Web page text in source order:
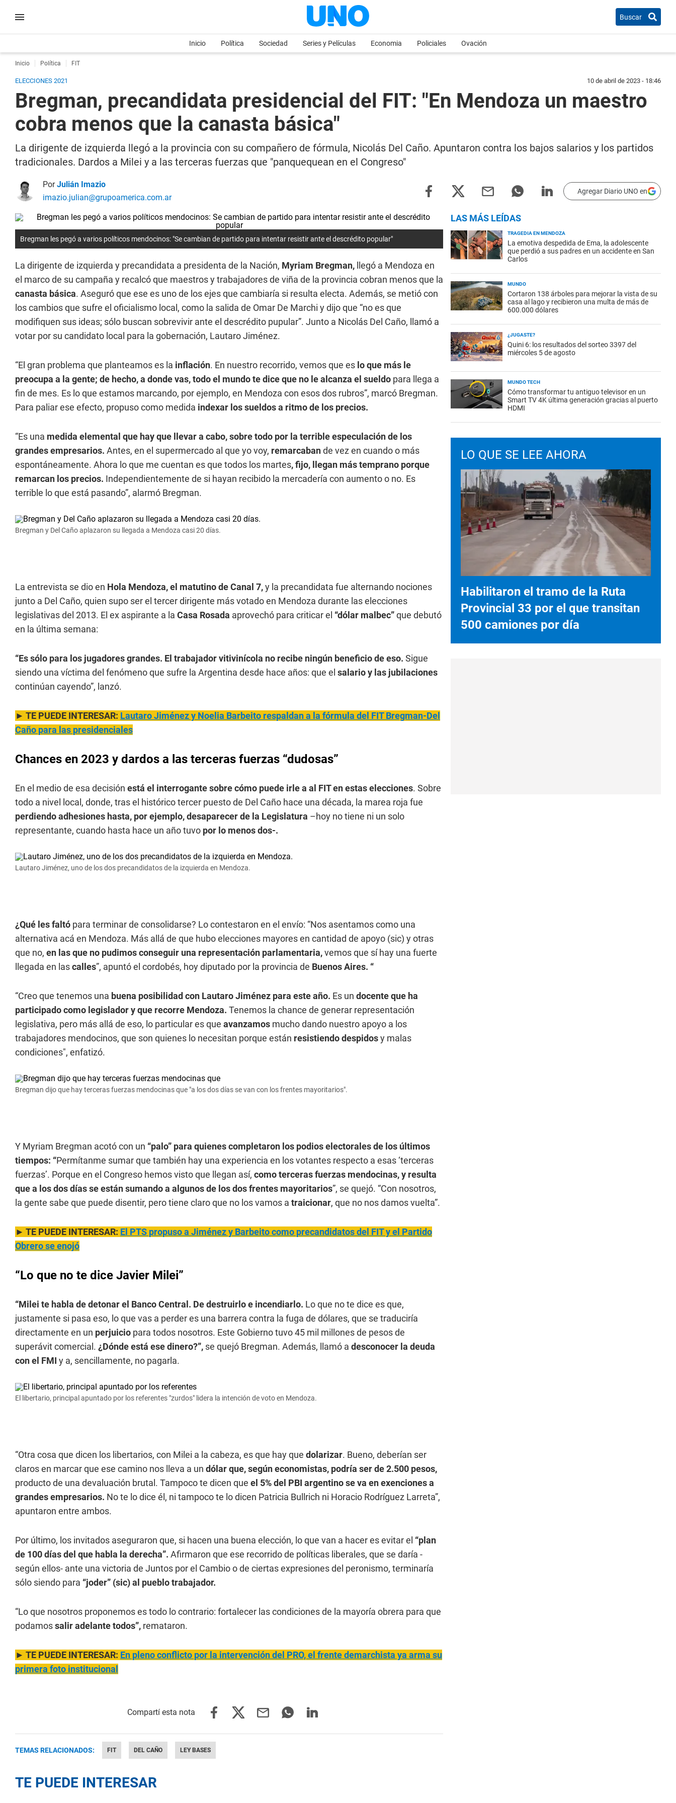
Buscar
Inicio Política Sociedad Series y Películas Economia Policiales Ovación
Inicio Política FIT
ELECCIONES 2021 10 de abril de 2023 - 18:46
Bregman, precandidata presidencial del FIT: "En Mendoza un maestro
cobra menos que la canasta básica"
La dirigente de izquierda llegó a la provincia con su compañero de fórmula, Nicolás Del Caño. Apuntaron contra los bajos salarios y los partidos
tradicionales. Dardos a Milei y a las terceras fuerzas que "panquequean en el Congreso"
PorJulián Imazio
imazio.julian@grupoamerica.com.ar
Agregar Diario UNO en
Bregman les pegó a varios políticos mendocinos: "Se cambian de partido para intentar resistir ante el descrédito popular"
La dirigente de izquierda y precandidata a presidenta de la Nación, Myriam Bregman, llegó a Mendoza en
el marco de su campaña y recalcó que maestros y trabajadores de viña de la provincia cobran menos que la
canasta básica. Aseguró que ese es uno de los ejes que cambiaría si resulta electa. Además, se metió con
los cambios que sufre el oficialismo local, como la salida de Omar De Marchi y dijo que “no es que
modifiquen sus ideas; sólo buscan sobrevivir ante el descrédito pupular”. Junto a Nicolás Del Caño, llamó a
votar por su candidato local para la gobernación, Lautaro Jiménez.
“El gran problema que planteamos es la inflación. En nuestro recorrido, vemos que es lo que más le
preocupa a la gente; de hecho, a donde vas, todo el mundo te dice que no le alcanza el sueldo para llega a
fin de mes. Es lo que estamos marcando, por ejemplo, en Mendoza con esos dos rubros”, marcó Bregman.
Para paliar ese efecto, propuso como medida indexar los sueldos a ritmo de los precios.
“Es una medida elemental que hay que llevar a cabo, sobre todo por la terrible especulación de los
grandes empresarios. Antes, en el supermercado al que yo voy, remarcabande vez en cuando o más
espontáneamente. Ahora lo que me cuentan es que todos los martes, fijo, llegan más temprano porque
remarcan los precios. Independientemente de si hayan recibido la mercadería con aumento o no. Es
terrible lo que está pasando”, alarmó Bregman.
Bregman y Del Caño aplazaron su llegada a Mendoza casi 20 días.
La entrevista se dio en Hola Mendoza, el matutino de Canal 7,y la precandidata fue alternando nociones
junto a Del Caño, quien supo ser el tercer dirigente más votado en Mendoza durante las elecciones
legislativas del 2013. El ex aspirante a la Casa Rosada aprovechó para criticar el “dólar malbec”que debutó
en la última semana:
“Es sólo para los jugadores grandes. El trabajador vitivinícola no recibe ningún beneficio de eso. Sigue
siendo una víctima del fenómeno que sufre la Argentina desde hace años: que el salario y las jubilaciones
continúan cayendo”, lanzó.
► TE PUEDE INTERESAR: Lautaro Jiménez y Noelia Barbeito respaldan a la fórmula del FIT Bregman-Del
Caño para las presidenciales
Chances en 2023 y dardos a las terceras fuerzas “dudosas”
En el medio de esa decisión está el interrogante sobre cómo puede irle a al FIT en estas elecciones. Sobre
todo a nivel local, donde, tras el histórico tercer puesto de Del Caño hace una década, la marea roja fue
perdiendo adhesiones hasta, por ejemplo, desaparecer de la Legislatura –hoy no tiene ni un solo
representante, cuando hasta hace un año tuvo por lo menos dos-.
Lautaro Jiménez, uno de los dos precandidatos de la izquierda en Mendoza.
¿Qué les faltó para terminar de consolidarse? Lo contestaron en el envío: “Nos asentamos como una
alternativa acá en Mendoza. Más allá de que hubo elecciones mayores en cantidad de apoyo (sic) y otras
que no, en las que no pudimos conseguir una representación parlamentaria,vemos que sí hay una fuerte
llegada en lascalles”, apuntó el cordobés, hoy diputado por la provincia de Buenos Aires. “
“Creo que tenemos una buena posibilidad con Lautaro Jiménez para este año. Es un docente que ha
participado como legislador y que recorre Mendoza. Tenemos la chance de generar representación
legislativa, pero más allá de eso, lo particular es que avanzamos mucho dando nuestro apoyo a los
trabajadores mendocinos, que son quienes lo necesitan porque están resistiendo despidosy malas
condiciones", enfatizó.
Bregman dijo que hay terceras fuerzas mendocinas que "a los dos días se van con los frentes mayoritarios".
Y Myriam Bregman acotó con un “palo” para quienes completaron los podios electorales de los últimos
tiempos: “Permítanme sumar que también hay una experiencia en los votantes respecto a esas ‘terceras
fuerzas’. Porque en el Congreso hemos visto que llegan así, como terceras fuerzas mendocinas, y resulta
que a los dos días se están sumando a algunos de los dos frentes mayoritarios”, se quejó. “Con nosotros,
la gente sabe que puede disentir, pero tiene claro que no los vamos a traicionar, que no nos damos vuelta”.
► TE PUEDE INTERESAR: El PTS propuso a Jiménez y Barbeito como precandidatos del FIT y el Partido
Obrero se enojó
“Lo que no te dice Javier Milei”
“Milei te habla de detonar el Banco Central. De destruirlo e incendiarlo. Lo que no te dice es que,
justamente si pasa eso, lo que vas a perder es una barrera contra la fuga de dólares, que se traduciría
directamente en un perjuicio para todos nosotros. Este Gobierno tuvo 45 mil millones de pesos de
superávit comercial. ¿Dónde está ese dinero?”, se quejó Bregman. Además, llamó a desconocer la deuda
con el FMI y a, sencillamente, no pagarla.
El libertario, principal apuntado por los referentes "zurdos" lidera la intención de voto en Mendoza.
“Otra cosa que dicen los libertarios, con Milei a la cabeza, es que hay que dolarizar. Bueno, deberían ser
claros en marcar que ese camino nos lleva a un dólar que, según economistas, podría ser de 2.500 pesos,
producto de una devaluación brutal. Tampoco te dicen que el 5% del PBI argentino se va en exenciones a
grandes empresarios. No te lo dice él, ni tampoco te lo dicen Patricia Bullrich ni Horacio Rodríguez Larreta”,
apuntaron entre ambos.
Por último, los invitados aseguraron que, si hacen una buena elección, lo que van a hacer es evitar el “plan
de 100 días del que habla la derecha”. Afirmaron que ese recorrido de políticas liberales, que se daría -
según ellos- ante una victoria de Juntos por el Cambio o de ciertas expresiones del peronismo, terminaría
sólo siendo para “joder” (sic) al pueblo trabajador.
“Lo que nosotros proponemos es todo lo contrario: fortalecer las condiciones de la mayoría obrera para que
podamossalir adelante todos”, remataron.
► TE PUEDE INTERESAR: En pleno conflicto por la intervención del PRO, el frente demarchista ya arma su
primera foto institucional
TEMAS RELACIONADOS: FIT DEL CAÑO LEY BASES
LAS MÁS LEÍDAS
TRAGEDIA EN MENDOZA
La emotiva despedida de Ema, la adolescente
que perdió a sus padres en un accidente en San
Carlos
MUNDO
Cortaron 138 árboles para mejorar la vista de su
casa al lago y recibieron una multa de más de
600.000 dólares
¿JUGASTE?
Quini 6: los resultados del sorteo 3397 del
miércoles 5 de agosto
MUNDO TECH
Cómo transformar tu antiguo televisor en un
Smart TV 4K última generación gracias al puerto
HDMI
LO QUE SE LEE AHORA
Habilitaron el tramo de la Ruta
Provincial 33 por el que transitan
500 camiones por día
TE PUEDE INTERESAR